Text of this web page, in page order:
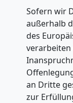
Sofern wir
außerhalb
des
verarbeiten
an Dritte
zur
Steyr
Anfrage